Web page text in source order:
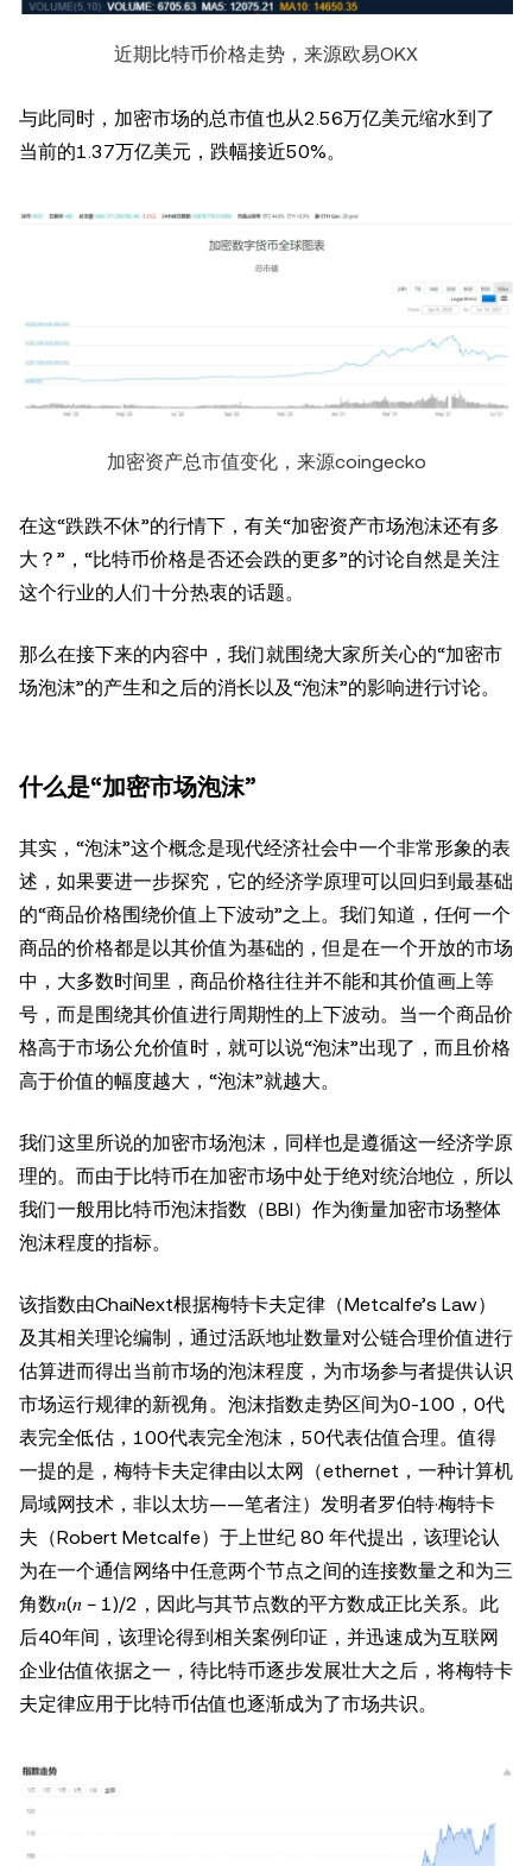
近期比特币价格走势，来源欧易OKX
与此同时，加密市场的总市值也从2.56万亿美元缩水到了
当前的1.37万亿美元，跌幅接近50%。
加密资产总市值变化，来源coingecko
在这“跌跌不休”的行情下，有关“加密资产市场泡沫还有多
大？”，“比特币价格是否还会跌的更多”的讨论自然是关注
这个行业的人们十分热衷的话题。
那么在接下来的内容中，我们就围绕大家所关心的“加密市
场泡沫”的产生和之后的消长以及“泡沫”的影响进行讨论。
什么是“加密市场泡沫”
其实，“泡沫”这个概念是现代经济社会中一个非常形象的表
述，如果要进一步探究，它的经济学原理可以回归到最基础
的“商品价格围绕价值上下波动”之上。我们知道，任何一个
商品的价格都是以其价值为基础的，但是在一个开放的市场
中，大多数时间里，商品价格往往并不能和其价值画上等
号，而是围绕其价值进行周期性的上下波动。当一个商品价
格高于市场公允价值时，就可以说“泡沫”出现了，而且价格
高于价值的幅度越大，“泡沫”就越大。
我们这里所说的加密市场泡沫，同样也是遵循这一经济学原
理的。而由于比特币在加密市场中处于绝对统治地位，所以
我们一般用比特币泡沫指数（BBI）作为衡量加密市场整体
泡沫程度的指标。
该指数由ChaiNext根据梅特卡夫定律（Metcalfe’s Law）
及其相关理论编制，通过活跃地址数量对公链合理价值进行
估算进而得出当前市场的泡沫程度，为市场参与者提供认识
市场运行规律的新视角。泡沫指数走势区间为0-100，0代
表完全低估，100代表完全泡沫，50代表估值合理。值得
一提的是，梅特卡夫定律由以太网（ethernet，一种计算机
局域网技术，非以太坊——笔者注）发明者罗伯特·梅特卡
夫（Robert Metcalfe）于上世纪 80 年代提出，该理论认
为在一个通信网络中任意两个节点之间的连接数量之和为三
角数𝑛(𝑛 − 1)/2，因此与其节点数的平方数成正比关系。此
后40年间，该理论得到相关案例印证，并迅速成为互联网
企业估值依据之一，待比特币逐步发展壮大之后，将梅特卡
夫定律应用于比特币估值也逐渐成为了市场共识。